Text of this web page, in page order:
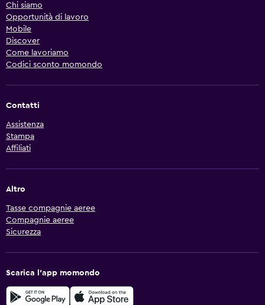
Chi siamo
Opportunità di lavoro
Mobile
Discover
Come lavoriamo
Codici sconto momondo
Contatti
Assistenza
Stampa
Affiliati
Altro
Tasse compagnie aeree
Compagnie aeree
Sicurezza
Scarica l'app momondo